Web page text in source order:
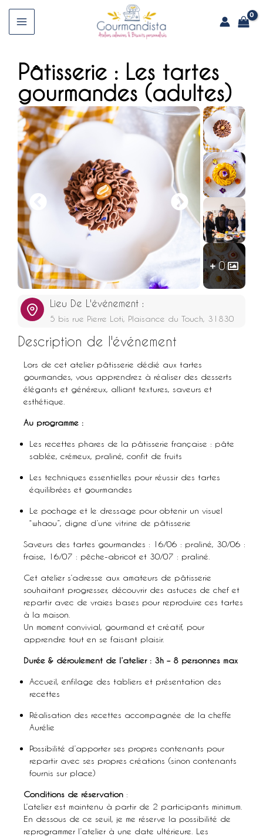
Aller
contenu
Main
Pâtisserie : Les tartes
gourmandes (adultes)
0
Lieu De L'événement :
5 bis rue Pierre Loti, Plaisance du Touch, 31830
Description de l'événement
Lors de cet atelier pâtisserie dédié aux tartes
gourmandes, vous apprendrez à réaliser des desserts
élégants et généreux, alliant textures, saveurs et
esthétique.
Au programme :
Les recettes phares de la pâtisserie française : pâte
sablée, crémeux, praliné, confit de fruits
Les techniques essentielles pour réussir des tartes
équilibrées et gourmandes
Le pochage et le dressage pour obtenir un visuel
“whaou”, digne d’une vitrine de pâtisserie
Saveurs des tartes gourmandes : 16/06 : praliné, 30/06 :
fraise, 16/07 : pêche-abricot et 30/07 : praliné.
Cet atelier s’adresse aux amateurs de pâtisserie
souhaitant progresser, découvrir des astuces de chef et
repartir avec de vraies bases pour reproduire ces tartes
à la maison.
Un moment convivial, gourmand et créatif, pour
apprendre tout en se faisant plaisir.
Durée & déroulement de l’atelier : 3h – 8 personnes max
Accueil, enfilage des tabliers et présentation des
recettes
Réalisation des recettes accompagnée de la cheffe
Aurélie
Possibilité d’apporter ses propres contenants pour
repartir avec ses propres créations (sinon contenants
fournis sur place)
Conditions de réservation :
L’atelier est maintenu à partir de 2 participants minimum.
En dessous de ce seuil, je me réserve la possibilité de
reprogrammer l’atelier à une date ultérieure. Les